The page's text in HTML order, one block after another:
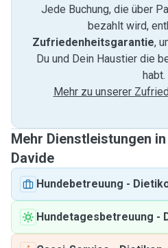
Jede Buchung, die über
bezahlt wird,
Zufriedenheitsgarantie,
Du und Dein Haustier die
habt.
Mehr zu unserer
Mehr Dienstleistungen
Davide
Hundebetreuung -
Hundetagesbetreuung -